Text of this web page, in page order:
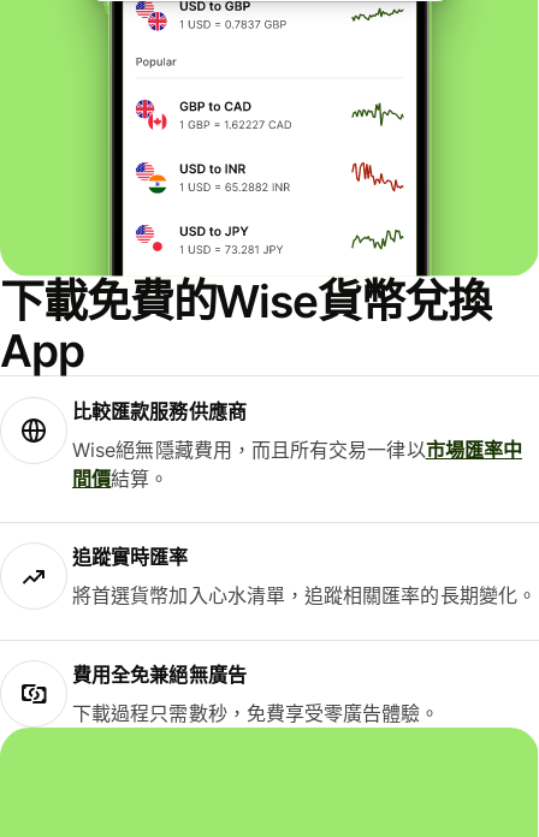
下載免費的Wise貨幣兌換
App
比較匯款服務供應商
Wise絕無隱藏費用，而且所有交易一律以市場匯率中
間價結算。
追蹤實時匯率
將首選貨幣加入心水清單，追蹤相關匯率的長期變化。
費用全免兼絕無廣告
下載過程只需數秒，免費享受零廣告體驗。